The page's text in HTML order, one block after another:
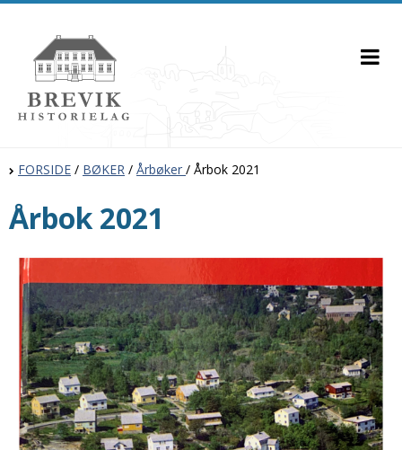
FORSIDE / BØKER / Årbøker / Årbok 2021
Årbok 2021